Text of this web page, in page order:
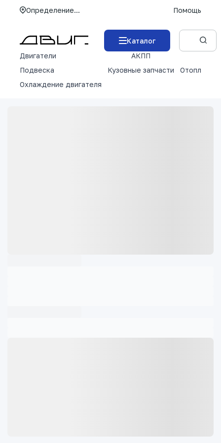
Определение... Помощь
Каталог
Двигатели
АКПП
Подвеска
Кузовные запчасти
Отопление
Охлаждение двигателя